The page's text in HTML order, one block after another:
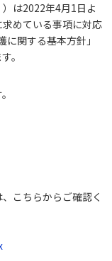
は2022年4月1日よ
めている事項に対応
関する基本方針」
。
こちらからご確認く